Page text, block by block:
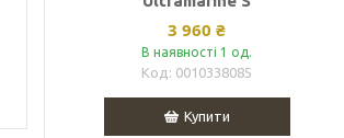
3 960 ₴
В наявності 1 од.
0010338085
Купити